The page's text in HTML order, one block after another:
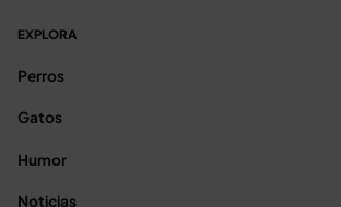
EXPLORA
Perros
Gatos
Humor
Noticias